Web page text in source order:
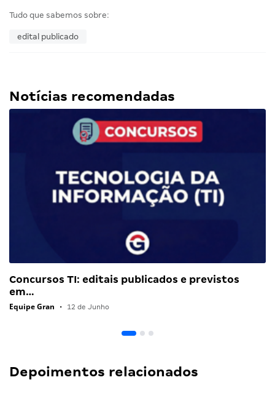
Tudo que sabemos sobre:
edital publicado
Notícias recomendadas
Concursos TI: editais publicados e previstos
em…
Equipe Gran • 12 de Junho
Depoimentos relacionados